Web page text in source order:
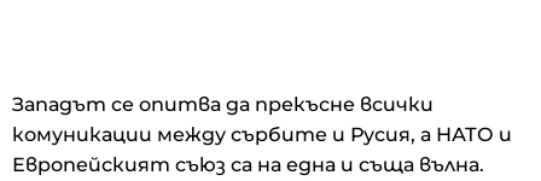
Западът се опитва да прекъсне всички
комуникации между сърбите и Русия, а НАТО и
Европейският съюз са на една и съща вълна.